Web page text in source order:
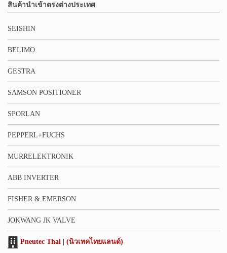
สินค้านำเข้าตรงต่างประเทศ
SEISHIN
BELIMO
GESTRA
SAMSON POSITIONER
SPORLAN
PEPPERL+FUCHS
MURRELEKTRONIK
ABB INVERTER
FISHER & EMERSON
JOKWANG JK VALVE
Pneutec Thai | (นิวเทคไทยแลนด์)